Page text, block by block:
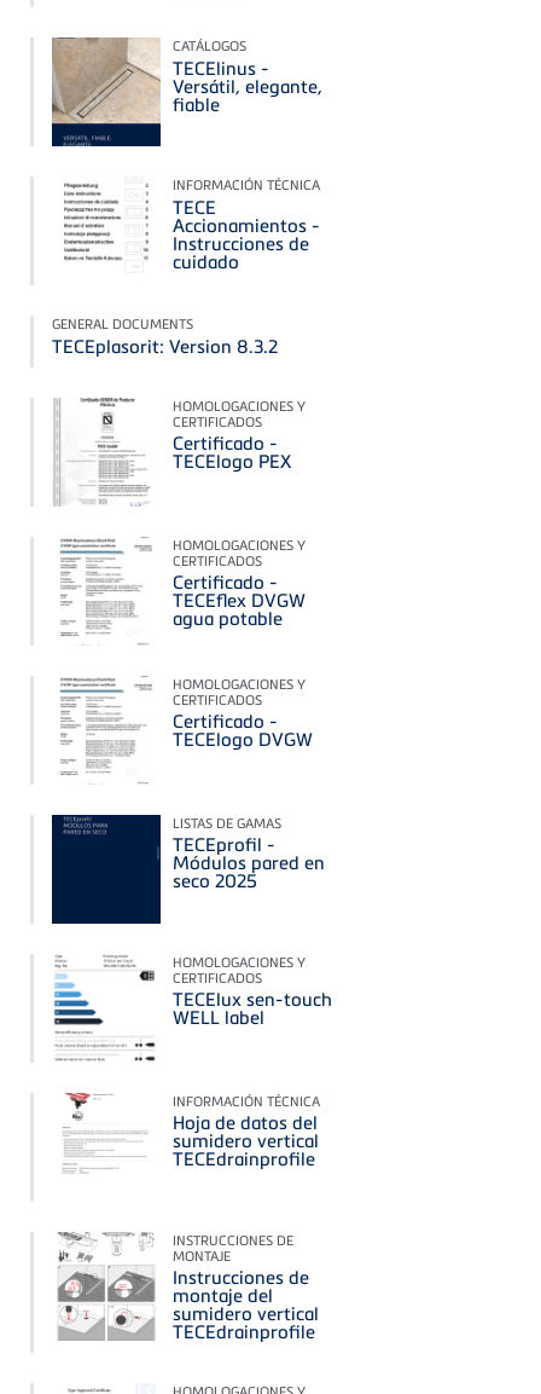
CATÁLOGOS
TECElinus -
Versátil, elegante,
fiable
INFORMACIÓN TÉCNICA
TECE
Accionamientos -
Instrucciones de
cuidado
GENERAL DOCUMENTS
TECEplasorit: Version 8.3.2
HOMOLOGACIONES Y
CERTIFICADOS
Certificado -
TECElogo PEX
HOMOLOGACIONES Y
CERTIFICADOS
Certificado -
TECEflex DVGW
agua potable
HOMOLOGACIONES Y
CERTIFICADOS
Certificado -
TECElogo DVGW
LISTAS DE GAMAS
TECEprofil -
Módulos pared en
seco 2025
HOMOLOGACIONES Y
CERTIFICADOS
TECElux sen-touch
WELL label
INFORMACIÓN TÉCNICA
Hoja de datos del
sumidero vertical
TECEdrainprofile
INSTRUCCIONES DE
MONTAJE
Instrucciones de
montaje del
sumidero vertical
TECEdrainprofile